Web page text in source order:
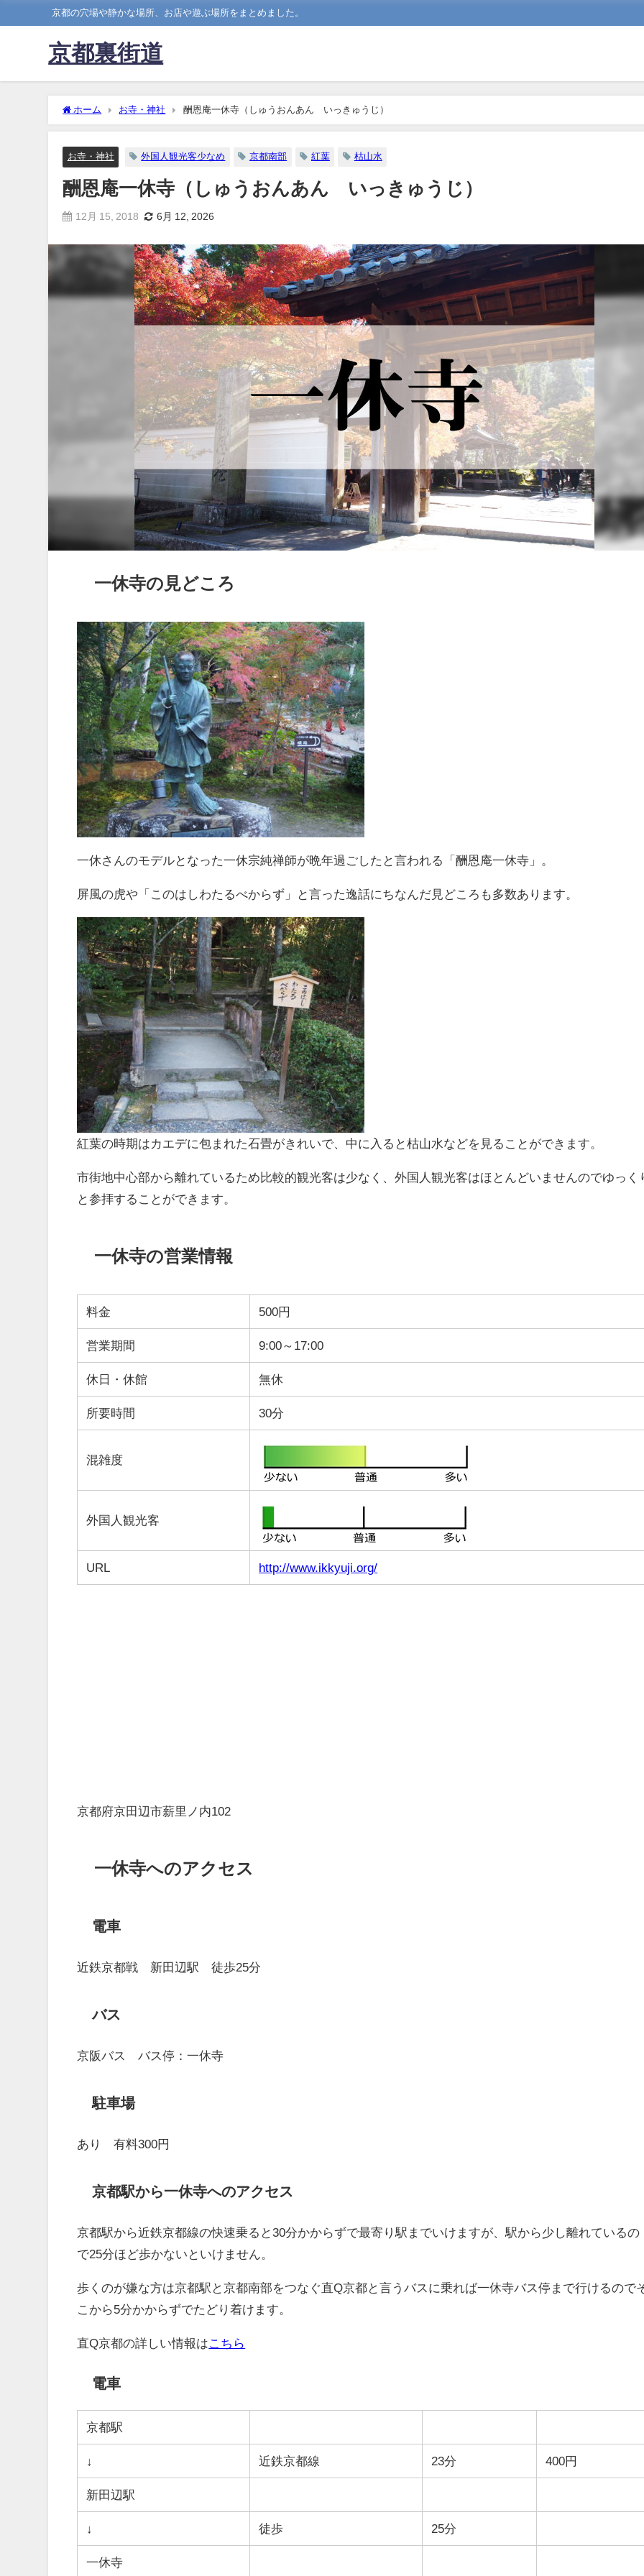
京都の穴場や静かな場所、お店や遊ぶ場所をまとめました。
京都裏街道
ホーム お寺・神社 酬恩庵一休寺（しゅうおんあん いっきゅうじ）
お寺・神社 外国人観光客少なめ 京都南部 紅葉 枯山水
酬恩庵一休寺（しゅうおんあん いっきゅうじ）
12月 15, 2018 6月 12, 2026
一休寺の見どころ
一休さんのモデルとなった一休宗純禅師が晩年過ごしたと言われる「酬恩庵一休寺」。
屏風の虎や「このはしわたるべからず」と言った逸話にちなんだ見どころも多数あります。
紅葉の時期はカエデに包まれた石畳がきれいで、中に入ると枯山水などを見ることができます。
市街地中心部から離れているため比較的観光客は少なく、外国人観光客はほとんどいませんのでゆっく
と参拝することができます。
一休寺の営業情報
料金 500円
営業期間 9:00～17:00
休日・休館 無休
所要時間 30分
混雑度
外国人観光客
URL http://www.ikkyuji.org/
京都府京田辺市薪里ノ内102
一休寺へのアクセス
電車
近鉄京都戦 新田辺駅 徒歩25分
バス
京阪バス バス停：一休寺
駐車場
あり 有料300円
京都駅から一休寺へのアクセス
京都駅から近鉄京都線の快速乗ると30分かからずで最寄り駅までいけますが、駅から少し離れているの
で25分ほど歩かないといけません。
歩くのが嫌な方は京都駅と京都南部をつなぐ直Q京都と言うバスに乗れば一休寺バス停まで行けるので
こから5分かからずでたどり着けます。
直Q京都の詳しい情報は こちら
電車
京都駅
↓ 近鉄京都線 23分 400円
新田辺駅
↓ 徒歩 25分
一休寺